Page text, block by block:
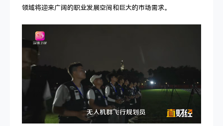
领域将迎来广阔的职业发展空间和巨大的市场需求。